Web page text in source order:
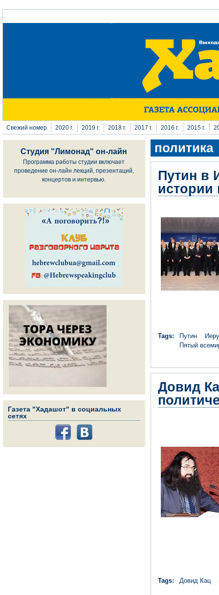
Перейти к основному содержанию
Свежий номер 2020 г. 2019 г. 2018 г. 2017 г. 2016 г. 2015 г.
Студия "Лимонад" он-лайн
Программа работы студии включает
проведение он-лайн лекций, презентаций,
концертов и интервью.
Газета "Хадашот" в социальных
сетях
политика
Путин в
истории
Tags: Путин
Пятый
Довид
Tags: Довид Кац